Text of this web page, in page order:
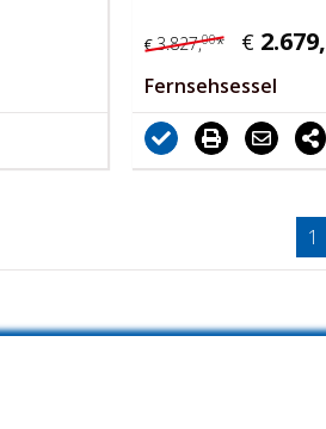
€3.827,00* € 2.679,
Fernsehsessel
1